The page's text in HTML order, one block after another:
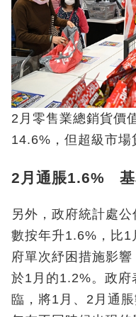
2月零售業總銷貨價
14.6%，但超級市場
2月通脹1.6% 基
另外，政府統計處
數按年升1.6%，比1
府單次紓困措施影
於1月的1.2%。政府
臨，將1月、2月通